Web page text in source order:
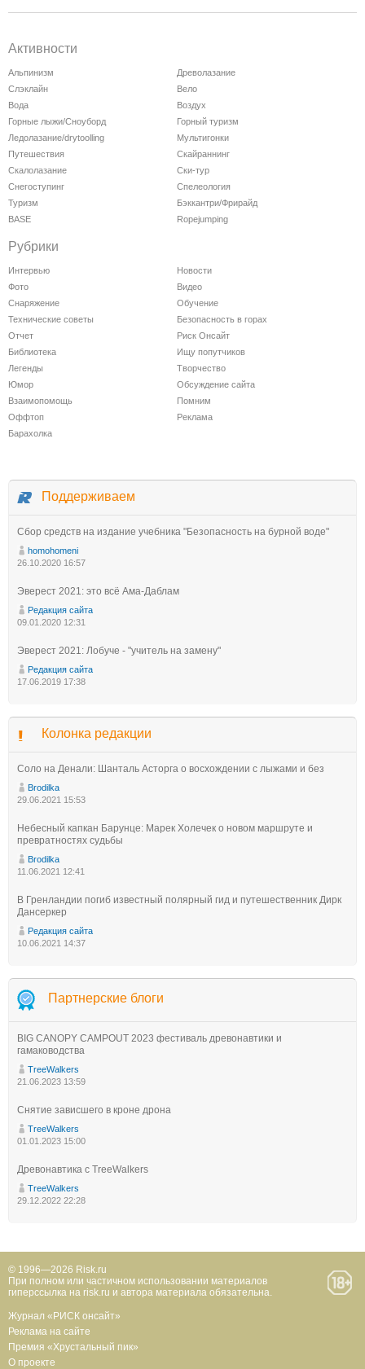
Активности
Альпинизм
Древолазание
Слэклайн
Вело
Вода
Воздух
Горные лыжи/Сноуборд
Горный туризм
Ледолазание/drytoolling
Мультигонки
Путешествия
Скайраннинг
Скалолазание
Ски-тур
Снегоступинг
Спелеология
Туризм
Бэккантри/Фрирайд
BASE
Ropejumping
Рубрики
Интервью
Новости
Фото
Видео
Снаряжение
Обучение
Технические советы
Безопасность в горах
Отчет
Риск Онсайт
Библиотека
Ищу попутчиков
Легенды
Творчество
Юмор
Обсуждение сайта
Взаимопомощь
Помним
Оффтоп
Реклама
Барахолка
Поддерживаем
Сбор средств на издание учебника "Безопасность на бурной воде"
homohomeni
26.10.2020 16:57
Эверест 2021: это всё Ама-Даблам
Редакция сайта
09.01.2020 12:31
Эверест 2021: Лобуче - "учитель на замену"
Редакция сайта
17.06.2019 17:38
Колонка редакции
Соло на Денали: Шанталь Асторга о восхождении с лыжами и без
Brodilka
29.06.2021 15:53
Небесный капкан Барунце: Марек Холечек о новом маршруте и
превратностях судьбы
Brodilka
11.06.2021 12:41
В Гренландии погиб известный полярный гид и путешественник Дирк
Дансеркер
Редакция сайта
10.06.2021 14:37
Партнерские блоги
BIG CANOPY CAMPOUT 2023 фестиваль древонавтики и
гамаководства
TreeWalkers
21.06.2023 13:59
Снятие зависшего в кроне дрона
TreeWalkers
01.01.2023 15:00
Древонавтика с TreeWalkers
TreeWalkers
29.12.2022 22:28
© 1996—2026 Risk.ru
При полном или частичном использовании материалов
гиперссылка на risk.ru и автора материала обязательна.
Журнал «РИСК онсайт»
Реклама на сайте
Премия «Хрустальный пик»
О проекте